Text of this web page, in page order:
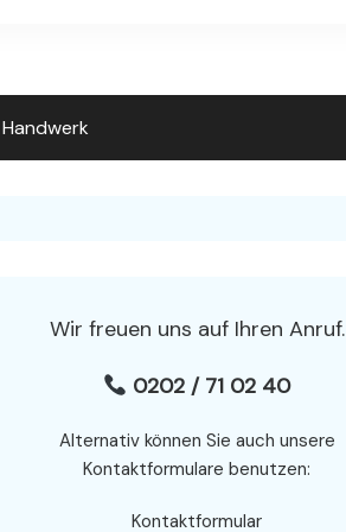
Wir freuen uns auf Ihren Anruf.
0202 / 71 02 40
Alternativ können Sie auch unsere
Kontaktformulare benutzen:
Kontaktformular